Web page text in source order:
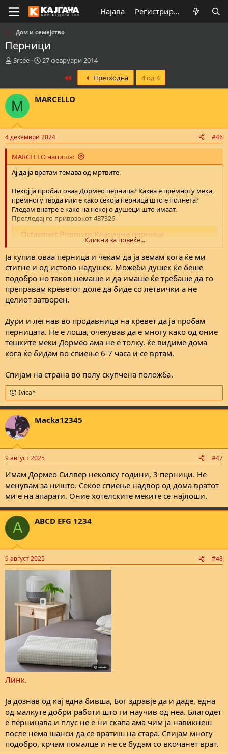
Најава Регистрирај се
Дом и семејство
Перници
К
а
т
о
н
т
е
м
а
т
а
Srcee
В
м
е
а
п
о
ч
н
в
а
њ
е
27 февруари 2014
Претходна 4 од 4
M MARCELLO
4 декември 2024 #46
MARCELLO напиша:
Ај да ја вратам темава од мртвите.
Некој ја пробал оваа Дормео перница? Каква е премногу мека,
премногу тврда или е како секоја перница што е полнета?
Гледам внатре е како на некој о душеци што имаат.
Прегледај го приврзокот 437326
Octasmart Premium Класична перница
Нова, класична перница Octasmart Premium - специјално
дизајнирана со две различни страни. Едната страна
обезбедува помека потпора, другата поцврста, и двете
обезбедуваат оптимална поддршка за главата и вратот. Без
разлика дали спиете на страна, на стомак или на грб, оваа
перница ќе ви помогне да...
www.dormeo.com.mk
Барав и душек исти ама само надушек има.
Кликни за повеќе...
Ја купив оваа перница и чекам да ја земам кога ќе ми
стигне и од истово надушек. Можеби душек ќе беше
подобро но таков немаше и да имаше ќе требаше да го
преправам креветот доле да биде со летвички а не
целиот затворен.
Дури и легнав во продавница на кревет да ја пробам
перницата. Не е лоша, очекував да е многу како од оние
тешките меки Дормео ама не е толку. ќе видиме дома
кога ќе бидам во спиење 6-7 часа и се вртам.
Спијам на страна во полу скупчена положба.
R
e
a
c
t
i
s
Ivica^
Macka12345
9 август 2025 #47
Имам Дормео Силвер неколку години, 3 перници. Не
менувам за ништо. Секое спиење надвор од дома вратот
ми е на апарати. Оние хотелските меките се најлоши.
A ABCD EFG 1234
9 август 2025 #48
Линк.
Ја дознав од кај една бивша, Бог здравје да и даде, една
од малкуте добри работи што ги научив од неа. Благодет
е перницава и плус не е ни скапа ама чим ја навикнеш
после нема шанси да се вратиш на стара. Спијам многу
подобро, крчам помалце и не се будам со вкочанет врат.